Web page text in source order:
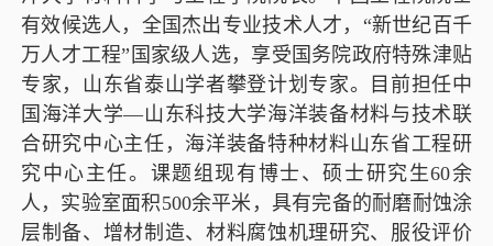
有效候选人，全国杰出专业技术人才，“新世纪百千
万人才工程”国家级人选，享受国务院政府特殊津贴
专家，山东省泰山学者攀登计划专家。目前担任中
国海洋大学—山东科技大学海洋装备材料与技术联
合研究中心主任，海洋装备特种材料山东省工程研
究中心主任。课题组现有博士、硕士研究生60余
人，实验室面积500余平米，具有完备的耐磨耐蚀涂
层制备、增材制造、材料腐蚀机理研究、服役评价